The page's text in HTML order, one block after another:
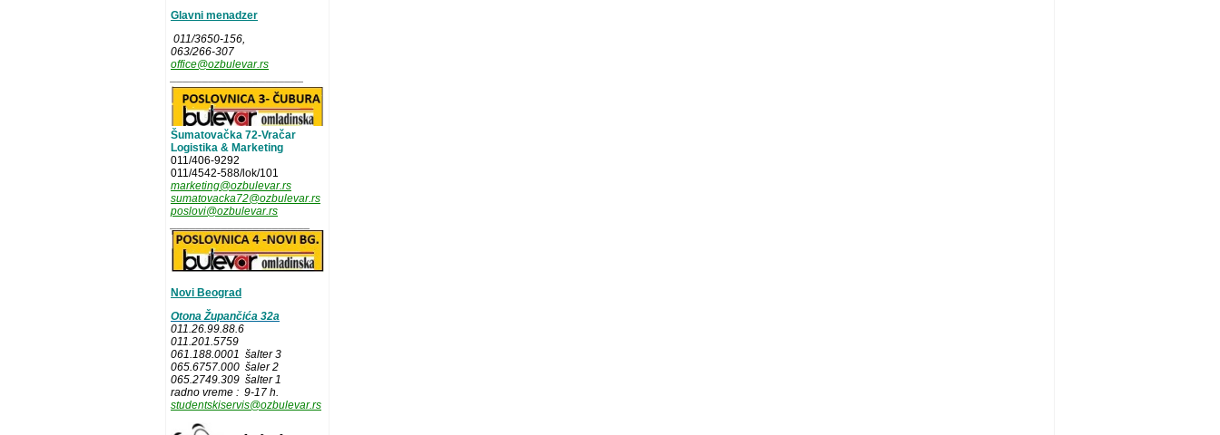
Glavni menadzer
011/3650-156,
063/266-307
office@ozbulevar.rs
Šumatovačka 72-Vračar
Logistika & Marketing
011/406-9292
011/4542-588/lok/101
marketing@ozbulevar.rs
sumatovacka72@ozbulevar.rs
poslovi@ozbulevar.rs
Novi Beograd
Otona Župančića 32a
011.26.99.88.6
011.201.5759
061.188.0001 šalter 3
065.6757.000 šaler 2
065.2749.309 šalter 1
radno vreme : 9-17 h.
studentskiservis@ozbulevar.rs